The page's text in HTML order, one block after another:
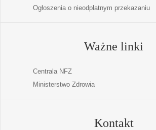
Ogłoszenia o nieodpłatnym przekazaniu
Ważne linki
Centrala NFZ
Ministerstwo Zdrowia
Kontakt